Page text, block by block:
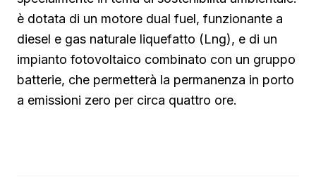
è dotata di un motore dual fuel, funzionante a
diesel e gas naturale liquefatto (Lng), e di un
impianto fotovoltaico combinato con un gruppo
batterie, che permetterà la permanenza in porto
a emissioni zero per circa quattro ore.